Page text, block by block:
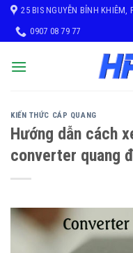
Skip
content
25 BIS NGUYỄN BỈNH KHIÊM,
0907 08 79 77
KIẾN THỨC CÁP QUANG
Hướng dẫn cách
converter quang